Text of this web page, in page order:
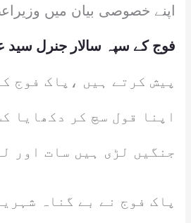
اپنے خصوصی بیان میں
فوج کے سپہ سالار جنرل سید
پیش کرتے ہیں ،پاک فوج
اپنا قول سچ کر دکھایا
جنگیں لڑی ہیں سات اور
پاک فوج نے بے گناہ